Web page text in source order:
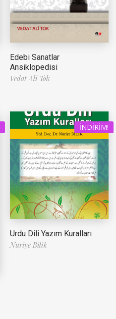
Edebi Sanatlar
Ansiklopedisi
Vedat Ali Tok
İNDIRIM!
Urdu Dili Yazım Kuralları
Nuriye Bilik